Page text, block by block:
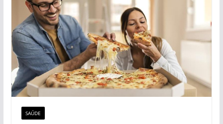
SAÚDE